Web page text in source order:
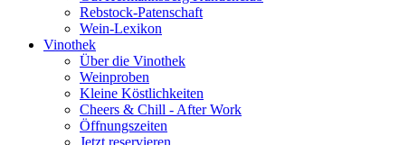
Rebstock-Patenschaft
Wein-Lexikon
Vinothek
Über die Vinothek
Weinproben
Kleine Köstlichkeiten
Cheers & Chill - After Work
Öffnungszeiten
Jetzt reservieren